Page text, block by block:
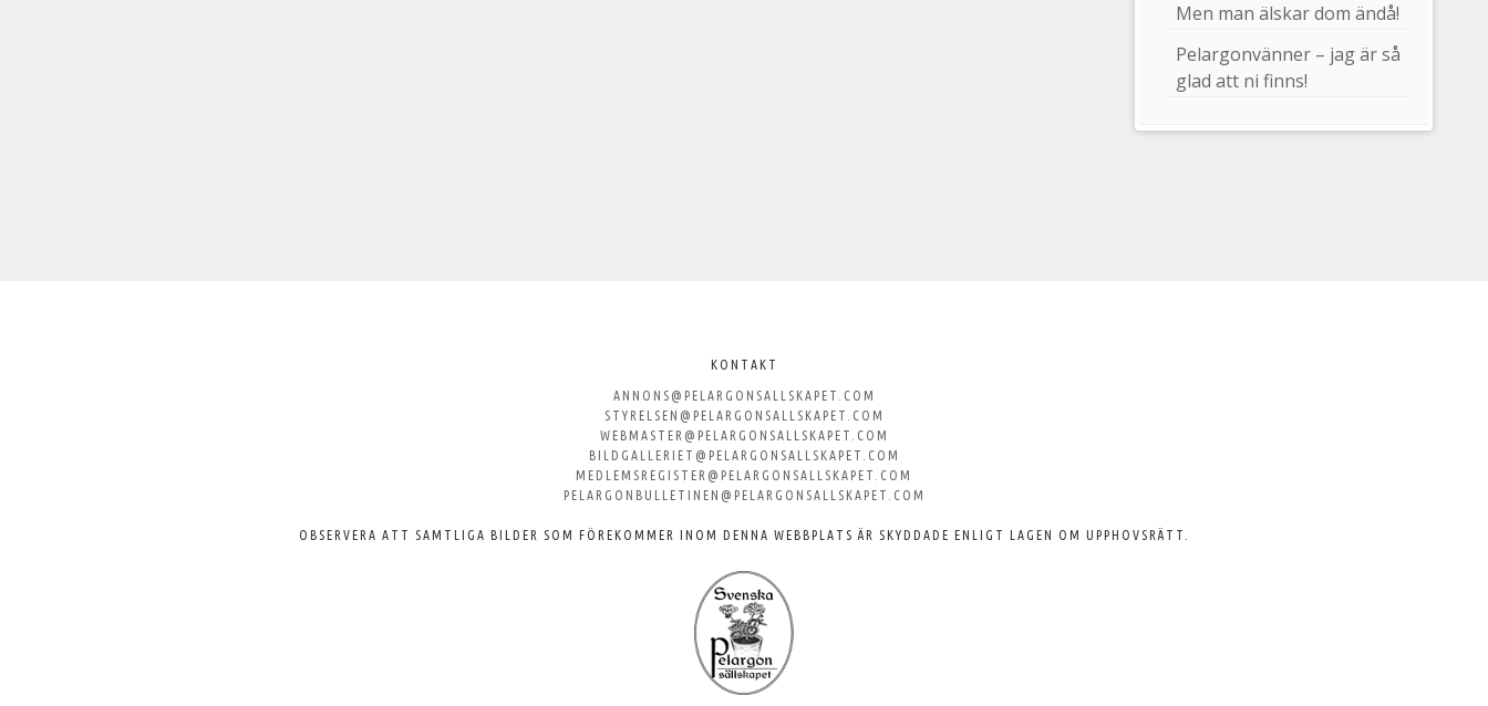
Men man älskar dom ändå!
Pelargonvänner – jag är så
glad att ni finns!
KONTAKT
ANNONS@PELARGONSALLSKAPET.COM
STYRELSEN@PELARGONSALLSKAPET.COM
WEBMASTER@PELARGONSALLSKAPET.COM
BILDGALLERIET@PELARGONSALLSKAPET.COM
MEDLEMSREGISTER@PELARGONSALLSKAPET.COM
PELARGONBULLETINEN@PELARGONSALLSKAPET.COM
OBSERVERA ATT SAMTLIGA BILDER SOM FÖREKOMMER INOM DENNA WEBBPLATS ÄR SKYDDADE ENLIGT LAGEN OM UPPHOVSRÄTT.